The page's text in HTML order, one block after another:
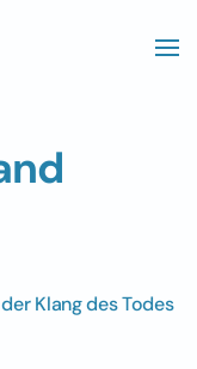
Klang des Todes